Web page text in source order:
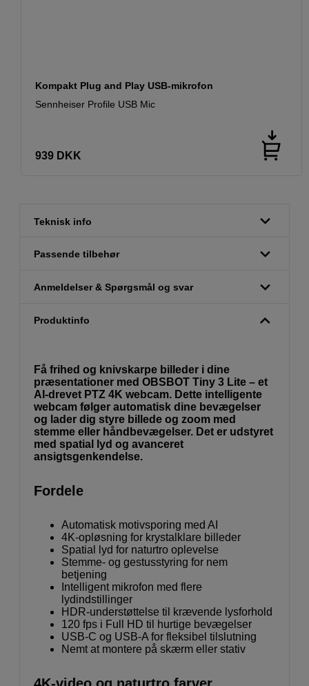
Kompakt Plug and Play USB-mikrofon
Sennheiser Profile USB Mic
939 DKK
Teknisk info
Passende tilbehør
Anmeldelser & Spørgsmål og svar
Produktinfo
Få frihed og knivskarpe billeder i dine
præsentationer med OBSBOT Tiny 3 Lite – et
AI-drevet PTZ 4K webcam. Dette intelligente
webcam følger automatisk dine bevægelser
og lader dig styre billede og zoom med
stemme eller håndbevægelser. Det er udstyret
med spatial lyd og avanceret
ansigtsgenkendelse.
Fordele
Automatisk motivsporing med AI
4K-opløsning for krystalklare billeder
Spatial lyd for naturtro oplevelse
Stemme- og gestus­styring for nem
betjening
Intelligent mikrofon med flere
lydindstillinger
HDR-understøttelse til krævende lysforhold
120 fps i Full HD til hurtige bevægelser
USB-C og USB-A for fleksibel tilslutning
Nemt at montere på skærm eller stativ